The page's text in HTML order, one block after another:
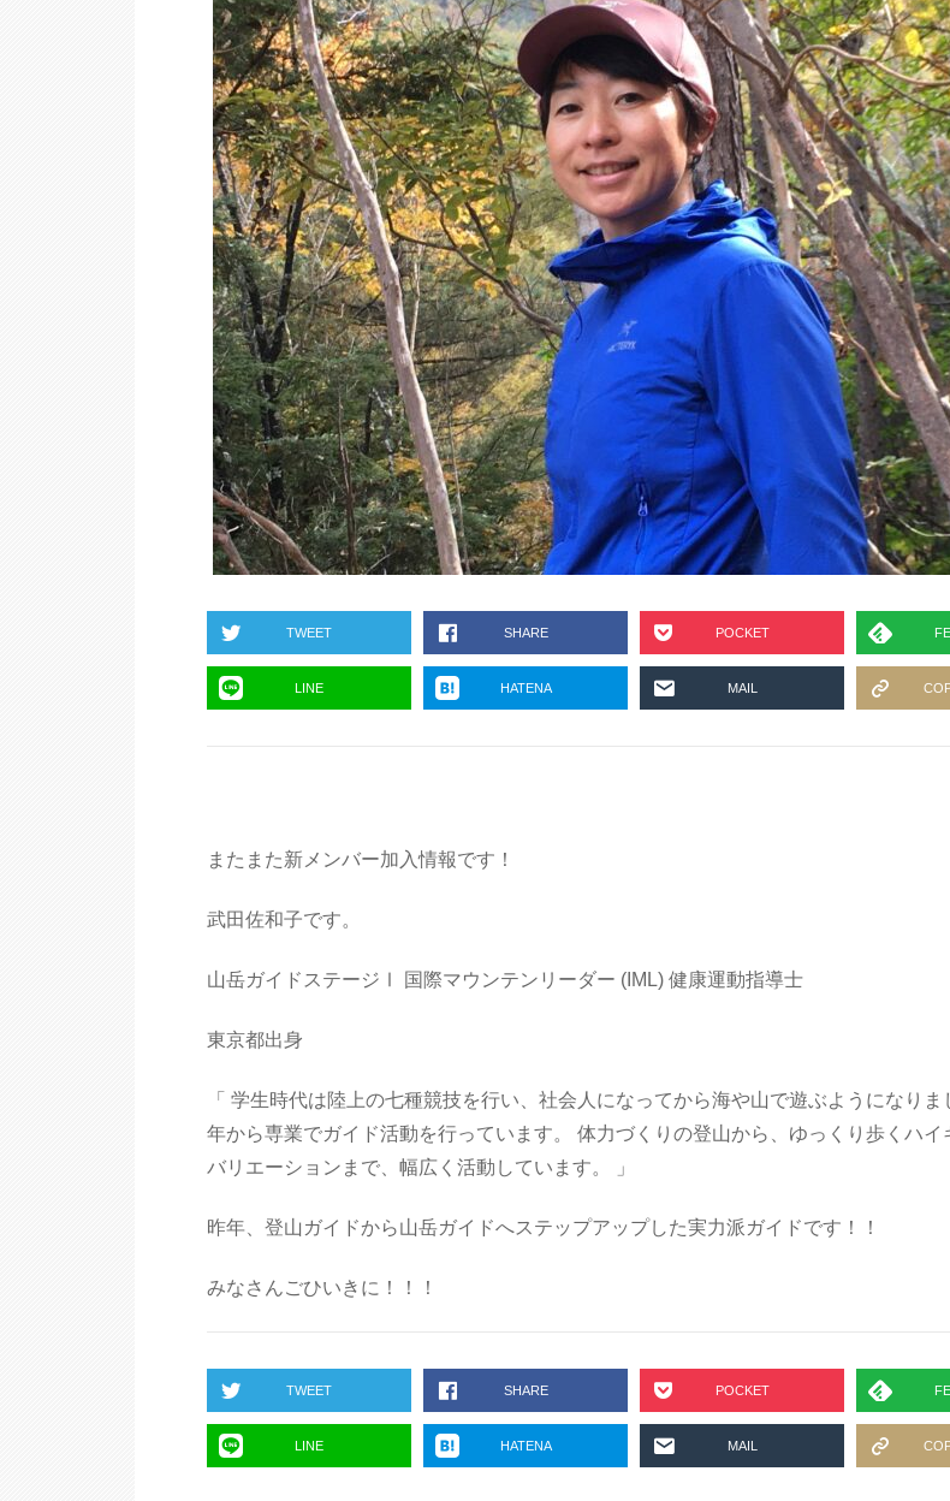
TWEET SHARE POCKET
LINE HATENA MAIL
またまた新メンバー加入情報です！
武田佐和子です。
山岳ガイドステージⅠ 国際マウンテンリーダー (IML) 健康運動指導士
東京都出身
「 学生時代は陸上の七種競技を行い、社会人になってから海や山で遊ぶようになりま
年から専業でガイド活動を行っています。 体力づくりの登山から、ゆっくり歩くハイ
バリエーションまで、幅広く活動しています。 」
昨年、登山ガイドから山岳ガイドへステップアップした実力派ガイドです！！
みなさんごひいきに！！！
TWEET SHARE POCKET
LINE HATENA MAIL